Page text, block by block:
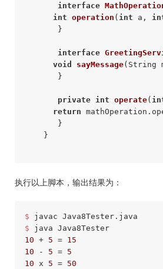
interface
int operation ( int a,
       }
interface
void
sayMessage(String
       }
private int operate(
return
       }
    }
执行以上脚本，输出结果为：
$ javac Java8Tester
$ java Java8Tester
10 + 5 = 15
10 - 5 = 5
10 x 5 = 50